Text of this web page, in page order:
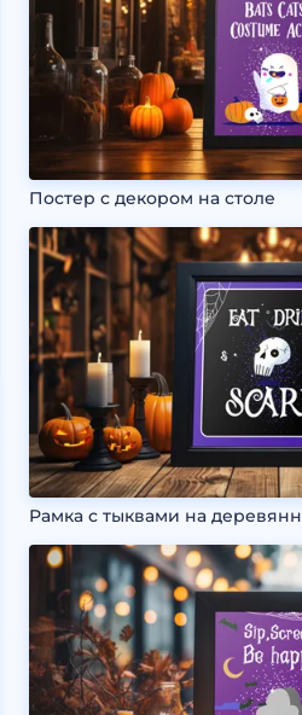
Постер с декором на столе
Рамка с тыквами на